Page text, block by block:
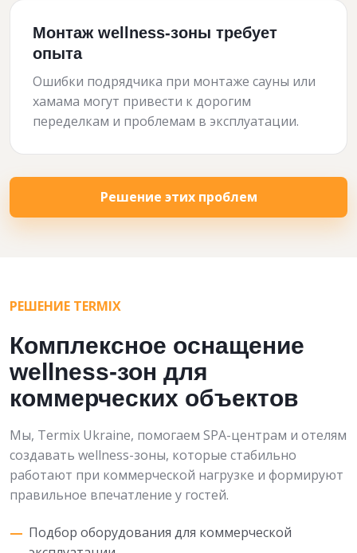
Монтаж wellness-зоны требует
опыта
Ошибки подрядчика при монтаже сауны или
хамама могут привести к дорогим
переделкам и проблемам в эксплуатации.
Решение этих проблем
РЕШЕНИЕ TERMIX
Комплексное оснащение
wellness-зон для
коммерческих объектов
Мы, Termix Ukraine, помогаем SPA-центрам и отелям
создавать wellness-зоны, которые стабильно
работают при коммерческой нагрузке и формируют
правильное впечатление у гостей.
Подбор оборудования для коммерческой